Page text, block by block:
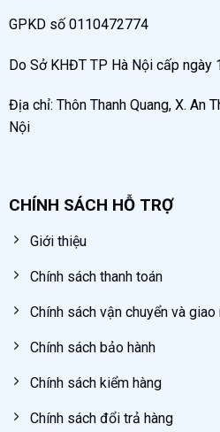
GPKD số 0110472774
Do Sở KHĐT TP Hà Nội cấp
Địa chỉ: Thôn Thanh Quang, X. An
Nội
CHÍNH SÁCH HỖ TRỢ
Giới thiệu
Chính sách thanh toán
Chính sách vận chuyển và giao
Chính sách bảo hành
Chính sách kiểm hàng
Chính sách đổi trả hàng